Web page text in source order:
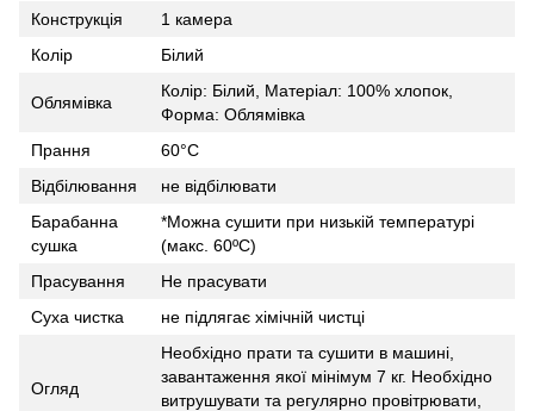
Конструкція
1 камера
Колір
Білий
Облямівка
Колір: Білий, Матеріал: 100% хлопок,
Форма: Облямівка
Прання
60°C
Відбілювання
не відбілювати
Барабанна
сушка
*Можна сушити при низькій температурі
(макс. 60ºC)
Прасування
Не прасувати
Суха чистка
не підлягає хімічній чистці
Огляд
Необхідно прати та сушити в машині,
завантаження якої мінімум 7 кг. Необхідно
витрушувати та регулярно провітрювати,